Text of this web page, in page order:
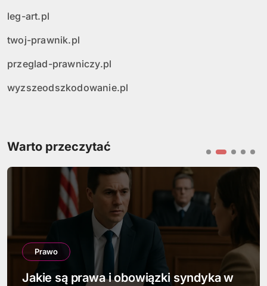
leg-art.pl
twoj-prawnik.pl
przeglad-prawniczy.pl
wyzszeodszkodowanie.pl
Warto przeczytać
Prawo
Jakie są prawa i obowiązki syndyka w